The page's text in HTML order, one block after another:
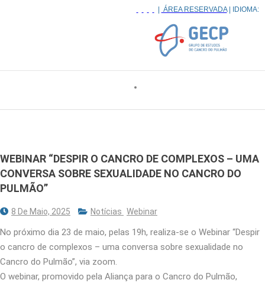
ÁREA RESERVADA| IDIOMA:
WEBINAR “DESPIR O CANCRO DE COMPLEXOS – UMA
CONVERSA SOBRE SEXUALIDADE NO CANCRO DO
PULMÃO”
8 De Maio, 2025 Notícias Webinar
No próximo dia 23 de maio, pelas 19h, realiza-se o Webinar “Despir
o cancro de complexos – uma conversa sobre sexualidade no
Cancro do Pulmão”, via zoom.
O webinar, promovido pela Aliança para o Cancro do Pulmão,